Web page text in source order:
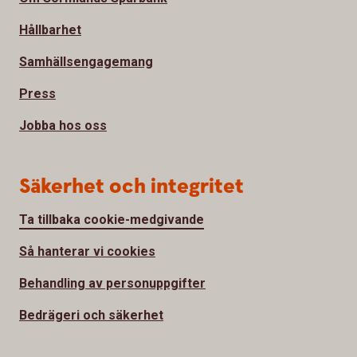
Hållbarhet
Samhällsengagemang
Press
Jobba hos oss
Säkerhet och integritet
Ta tillbaka cookie-medgivande
Så hanterar vi cookies
Behandling av personuppgifter
Bedrägeri och säkerhet